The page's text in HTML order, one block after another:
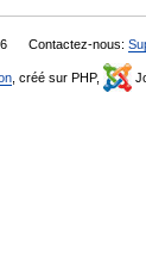
Contactez-nous:
, créé sur PHP,